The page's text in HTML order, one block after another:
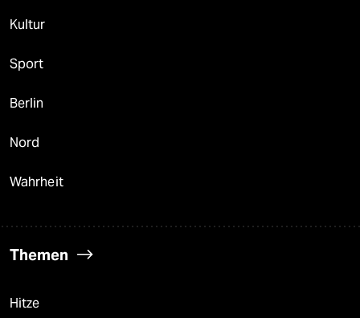
Kultur
Sport
Berlin
Nord
Wahrheit
Themen
Hitze